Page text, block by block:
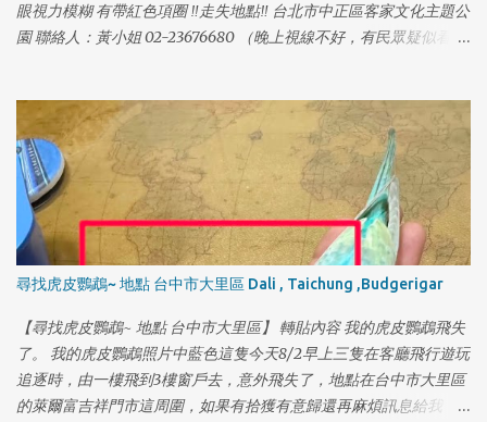
眼視力模糊 有帶紅色項圈 ‼️走失地點‼️ 台北市中正區客家文化主題公
園 聯絡人：黃小姐 02-23676680 （晚上視線不好，有民眾疑似看到
尋找虎皮鸚鵡~ 地點 台中市大里區 Dali , Taichung ,Budgerigar
【尋找虎皮鸚鵡~ 地點 台中市大里區】 轉貼內容 我的虎皮鸚鵡飛失
了。 我的虎皮鸚鵡照片中藍色這隻今天8/2早上三隻在客廳飛行遊玩
追逐時，由一樓飛到3樓窗戶去，意外飛失了，地點在台中市大里區
的萊爾富吉祥門市這周圍，如果有拾獲有意歸還再麻煩訊息給我，